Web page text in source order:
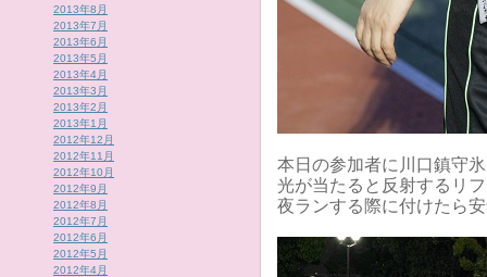
2013年8月
2013年7月
2013年6月
2013年5月
2013年4月
2013年3月
2013年2月
2013年1月
2012年12月
2012年11月
2012年10月
2012年9月
2012年8月
2012年7月
2012年6月
2012年5月
2012年4月
本日の参加者に川口鎮守
光が当たると反射するリ
夜ランする際に付けたら